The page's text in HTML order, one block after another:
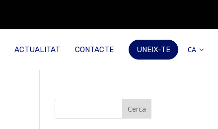
ACTUALITAT CONTACTE UNEIX-TE CA